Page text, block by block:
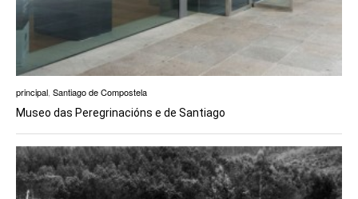
principal, Santiago de Compostela
Museo das Peregrinacións e de Santiago